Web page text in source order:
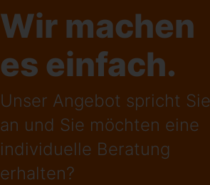
Wir machen
es einfach.
Unser Angebot spricht
an und Sie möchten eine
individuelle Beratung
erhalten?